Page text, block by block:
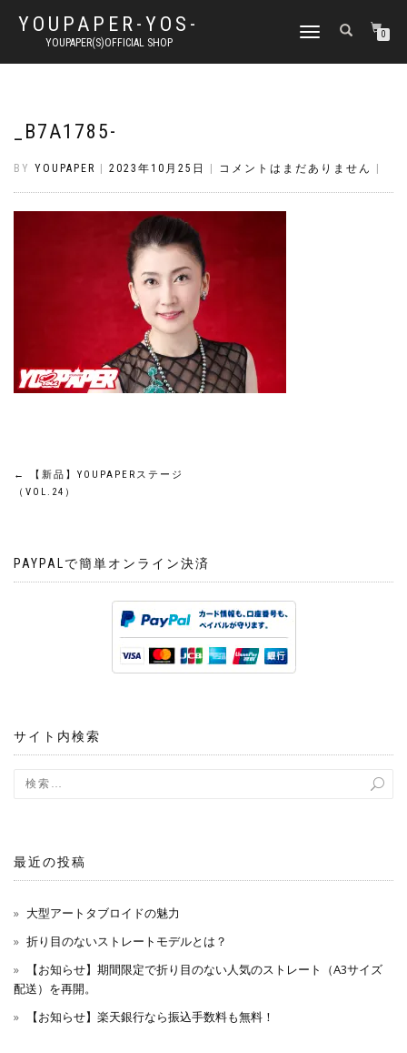
YOUPAPER-YOS-
YOUPAPER(S)OFFICIAL SHOP
ナ
ゲ
り
0
_B7A1785-
BY YOUPAPER 2023年10月25日 コメントはまだありません
投
ナ
ョ
ン
←
【新品】YOUPAPERステージ
（VOL.24）
PAYPALで簡単オンライン決済
サイト内検索
最近の投稿
大型アートタブロイドの魅力
折り目のないストレートモデルとは？
【お知らせ】期間限定で折り目のない人気のストレート（A3サイズ
配送）を再開。
【お知らせ】楽天銀行なら振込手数料も無料！